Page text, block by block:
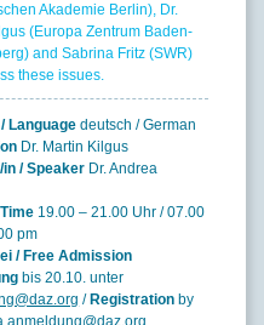
Akademie Berlin), Dr.
(Europa Zentrum Baden-
and Sabrina Fritz (SWR)
these issues.
Language deutsch / German
Dr. Martin Kilgus
/ Speaker Dr. Andrea
19.00 – 21.00 Uhr / 07.00
pm
/ Free Admission
bis 20.10. unter
/Registration by
anmeldung@daz.org